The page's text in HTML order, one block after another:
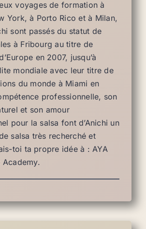
voyages de formation à
York, à Porto Rico et à Milan,
sont passés du statut de
à Fribourg au titre de
en 2007, jusqu’à
mondiale avec leur titre de
du monde à Miami en
professionnelle, son
et son amour
pour la salsa font d’Anichi un
salsa très recherché et
toi ta propre idée à : AYA
Academy.